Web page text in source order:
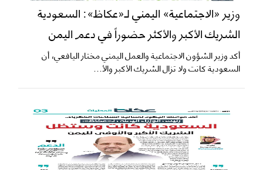
وزير «الاجتماعية» اليمني لـ«عكاظ»: السعودية
الشريك الأكبر والأكثر حضوراً في دعم اليمن
أكد وزير الشؤون الاجتماعية والعمل اليمني مختار اليافعي، أن
السعودية كانت ولا تزال الشريك الأكبر والأ...